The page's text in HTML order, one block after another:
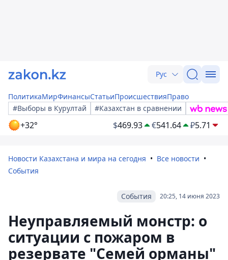
Рус
ПолитикаМирФинансыСтатьиПроисшествияПраво
#Выборы в Курултай
#Казахстан в сравнении
+32° $469.93 €541.64 ₽5.71
Новости Казахстана и мира на сегодня
Все новости
События
20:25, 14 июня 2023
События
Неуправляемый монстр: о
ситуации с пожаром в
резервате "Семей орманы"